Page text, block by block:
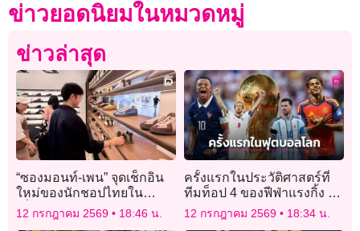
ข่าวยอดนิยมในหมวดหมู่
ข่าวล่าสุด
“ซองมอนท์-เพน” จุดเช็กอิน
ใหม่ของนักชอปไทยใน
เซี่ยงไฮ้
12 กรกฎาคม 2569 18:46 น.
ครั้งแรกในประวัติศาสตร์ที่
ทีมท็อป 4 ของฟีฟ่าแรงกิ้ง อยู่
พร้อมหน้าในศึกฟุตบอลโลก
รอบรองฯ
12 กรกฎาคม 2569 18:34 น.